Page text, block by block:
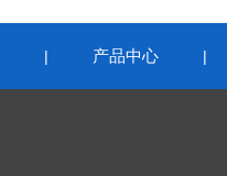
| 产品中心 |